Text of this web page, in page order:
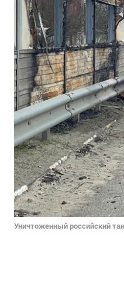
Уничтоженный российский